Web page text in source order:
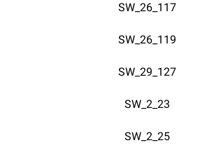
SW_26_117
SW_26_119
SW_29_127
SW_2_23
SW_2_25